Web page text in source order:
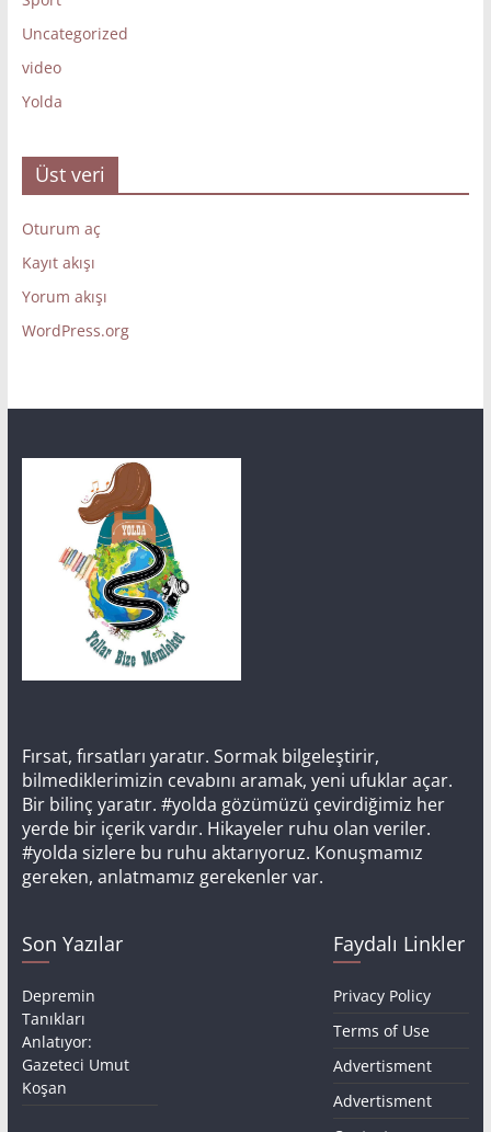
Uncategorized
video
Yolda
Üst veri
Oturum aç
Kayıt akışı
Yorum akışı
WordPress.org
Fırsat, fırsatları yaratır. Sormak bilgeleştirir,
bilmediklerimizin cevabını aramak, yeni ufuklar açar.
Bir bilinç yaratır. #yolda gözümüzü çevirdiğimiz her
yerde bir içerik vardır. Hikayeler ruhu olan veriler.
#yolda sizlere bu ruhu aktarıyoruz. Konuşmamız
gereken, anlatmamız gerekenler var.
Son Yazılar
Depremin
Tanıkları
Anlatıyor:
Gazeteci Umut
Koşan
Faydalı Linkler
Privacy Policy
Terms of Use
Advertisment
Advertisment